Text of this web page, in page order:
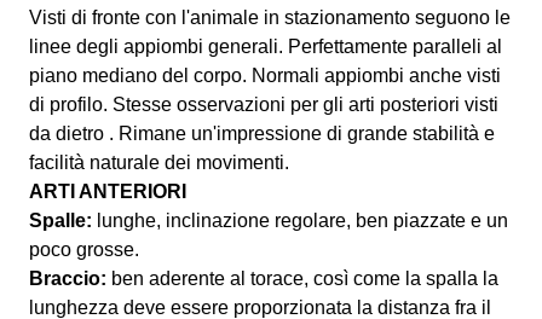
Visti di fronte con l'animale in stazionamento seguono le
linee degli appiombi generali. Perfettamente paralleli al
piano mediano del corpo. Normali appiombi anche visti
di profilo. Stesse osservazioni per gli arti posteriori visti
da dietro . Rimane un'impressione di grande stabilità e
facilità naturale dei movimenti.
ARTI ANTERIORI
Spalle: lunghe, inclinazione regolare, ben piazzate e un
poco grosse.
Braccio: ben aderente al torace, così come la spalla la
lunghezza deve essere proporzionata la distanza fra il